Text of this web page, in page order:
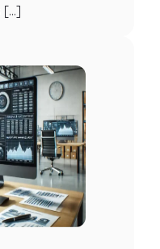
[…]